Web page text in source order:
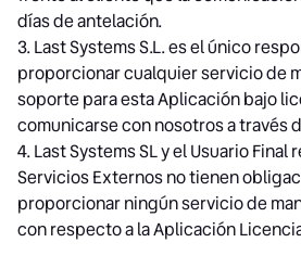
días de antelación.
3. Last Systems S.L. es el único
proporcionar cualquier servicio de
soporte para esta Aplicación bajo
comunicarse con nosotros a través
4. Last Systems SL y el Usuario
Servicios Externos no tienen
proporcionar ningún servicio de
con respecto a la Aplicación